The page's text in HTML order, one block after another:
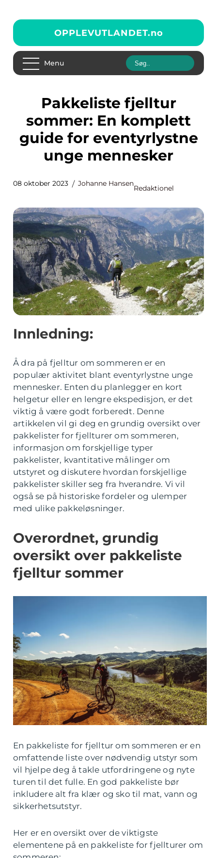
OPPLEVUTLANDET.no
Menu
Pakkeliste fjelltur
sommer: En komplett
guide for eventyrlystne
unge mennesker
08 oktober 2023 Johanne Hansen
Redaktionel
Innledning:
Å dra på fjelltur om sommeren er en
populær aktivitet blant eventyrlystne unge
mennesker. Enten du planlegger en kort
helgetur eller en lengre ekspedisjon, er det
viktig å være godt forberedt. Denne
artikkelen vil gi deg en grundig oversikt over
pakkelister for fjellturer om sommeren,
informasjon om forskjellige typer
pakkelister, kvantitative målinger om
utstyret og diskutere hvordan forskjellige
pakkelister skiller seg fra hverandre. Vi vil
også se på historiske fordeler og ulemper
med ulike pakkeløsninger.
Overordnet, grundig
oversikt over pakkeliste
fjelltur sommer
En pakkeliste for fjelltur om sommeren er en
omfattende liste over nødvendig utstyr som
vil hjelpe deg å takle utfordringene og nyte
turen til det fulle. En god pakkeliste bør
inkludere alt fra klær og sko til mat, vann og
sikkerhetsutstyr.
Her er en oversikt over de viktigste
elementene på en pakkeliste for fjellturer om